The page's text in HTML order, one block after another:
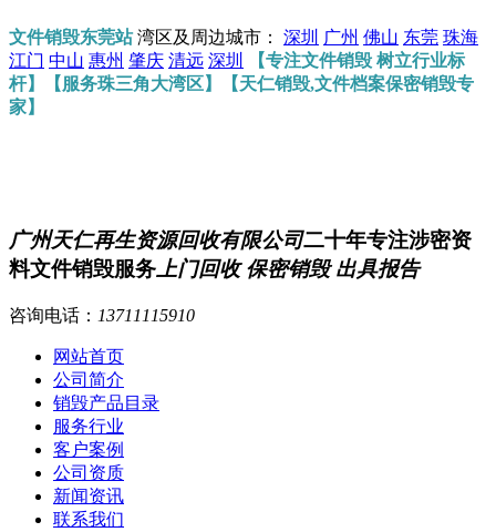
文件销毁东莞站湾区及周边城市： 深圳 广州 佛山 东莞 珠海
江门 中山 惠州 肇庆 清远 深圳
【专注文件销毁 树立行业标
杆】【服务珠三角大湾区】【天仁销毁,文件档案保密销毁专
家】
广州天仁再生资源回收有限公司二十年专注涉密资
料文件销毁服务 上门回收 保密销毁 出具报告
咨询电话： 13711115910
网站首页
公司简介
销毁产品目录
服务行业
客户案例
公司资质
新闻资讯
联系我们